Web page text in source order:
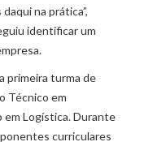
na prática”,
identificar um
primeira turma de
Técnico em
em Logística. Durante
curriculares